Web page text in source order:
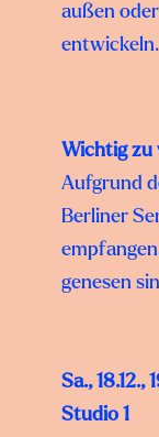
außen
entwickeln.
Wichtig zu
Aufgrund
Berliner
genesen
Sa., 18.12.,
Studio 1